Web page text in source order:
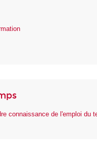
connaissance de l'emploi du